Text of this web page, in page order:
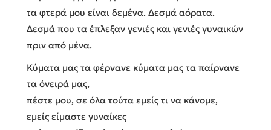
τα φτερά μου είναι δεμένα. Δεσμά αόρατα.
Δεσμά που τα έπλεξαν γενιές και γενιές γυναικών
πριν από μένα.
Κύματα μας τα φέρνανε κύματα μας τα παίρνανε
τα όνειρά μας,
πέστε μου, σε όλα τούτα εμείς τι να κάνομε,
εμείς είμαστε γυναίκες